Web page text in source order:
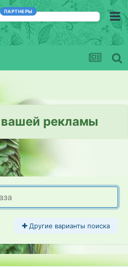
ПАРТНЕРЫ
рекламы
Другие варианты поиска